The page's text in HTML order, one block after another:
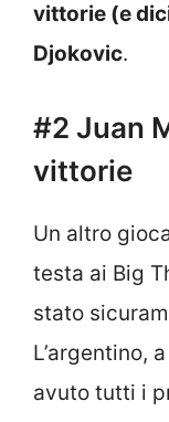
vittorie (e
Djokovic.
#2 Juan
vittorie
Un altro
testa ai Big
stato
L’argentino,
avuto tutti i